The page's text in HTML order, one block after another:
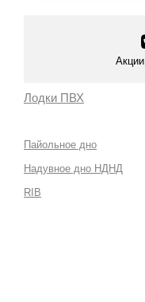
Лодки ПВХ
Пайольное дно
Надувное дно НДНД
RIB